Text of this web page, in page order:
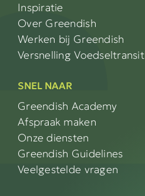
Inspiratie
Over Greendish
Werken bij Greendish
Versnelling
SNEL NAAR
Greendish Academy
Afspraak maken
Onze diensten
Greendish Guidelines
Veelgestelde vragen